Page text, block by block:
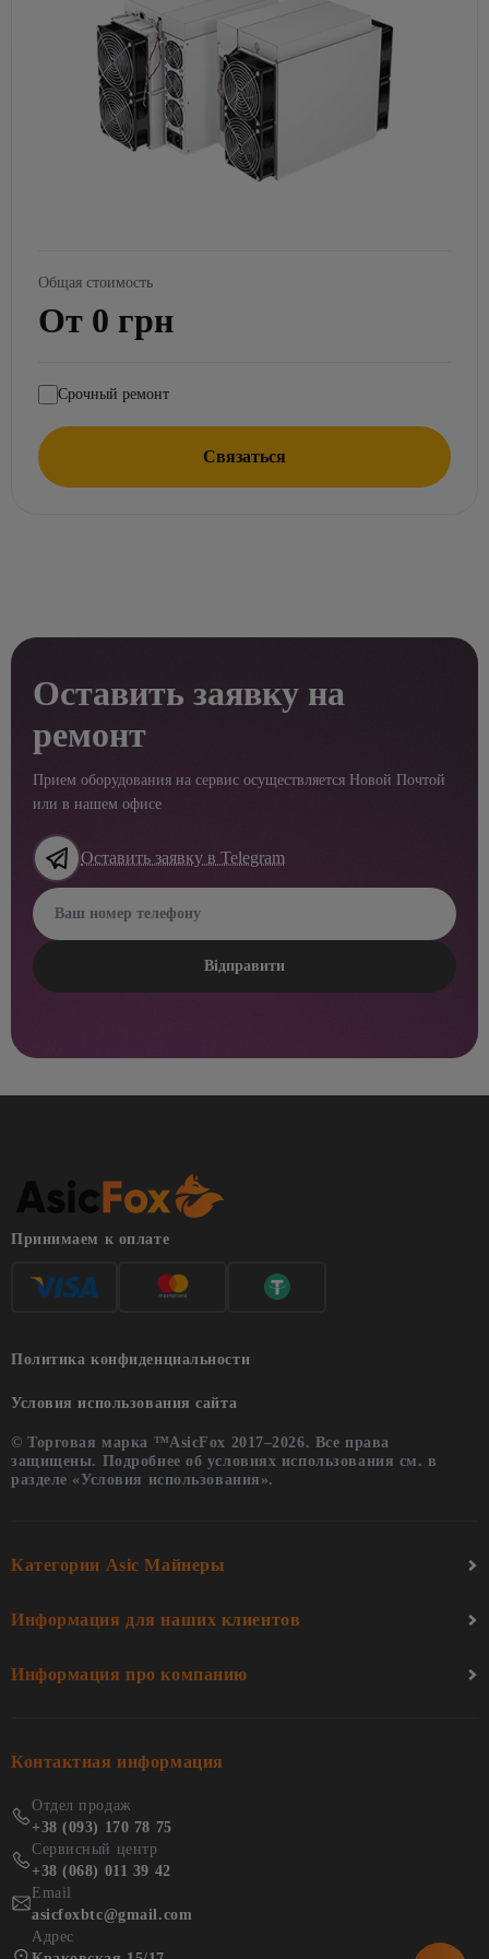
Общая стоимость
От 0 грн
Срочный ремонт
Связаться
Оставить заявку на
ремонт
Прием оборудования на сервис осуществляется Новой Почтой
или в нашем офисе
Оставить заявку в Telegram
Принимаем к оплате
Политика конфиденциальности
Условия использования сайта
© Торговая марка ™AsicFox 2017–2026. Все права
защищены. Подробнее об условиях использования см. в
разделе «Условия использования».
Категории Asic Майнеры
Информация для наших клиентов
Информация про компанию
Контактная информация
Отдел продаж
+38 (093) 170 78 75
Сервисный центр
+38 (068) 011 39 42
Email
asicfoxbtc@gmail.com
Адрес